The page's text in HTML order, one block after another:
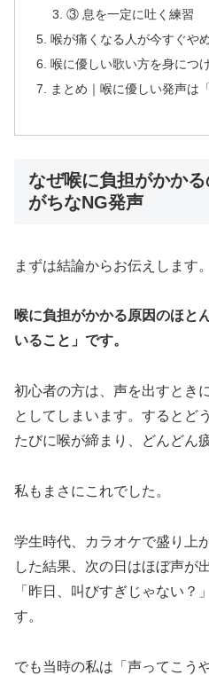
③ 息を一定に吐く練習
喉が痛くなる人が今すぐや
喉に優しい歌い方を身につ
まとめ｜喉に優しい発声は
なぜ喉に負担がかか
がちなNG発声
まずは結論からお伝えします。
喉に負担がかかる原因のほと
いること」です。
初心者の方は、声を出すとき
としてしまいます。するとど
たびに喉が締まり、どんどん
私もまさにこれでした。
学生時代、カラオケで盛り上
した結果、次の日はほぼ声が
「昨日、叫びすぎじゃない？
す。
でも当時の私は「声ってこう